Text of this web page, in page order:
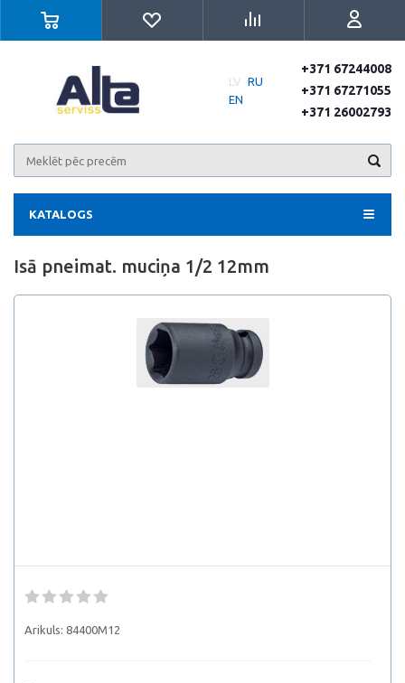
LV RU
EN
+371 67244008
+371 67271055
+371 26002793
KATALOGS
Isā pneimat. muciņa 1/2 12mm
Arikuls: 84400M12